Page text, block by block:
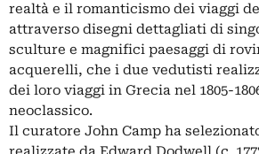
realtà e il romanticismo dei viaggi
attraverso disegni dettagliati di
sculture e magnifici paesaggi di
acquerelli, che i due vedutisti
dei loro viaggi in Grecia nel 1805-
neoclassico.
Il curatore John Camp ha